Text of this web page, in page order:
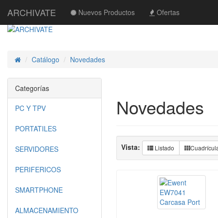
ARCHIVATE Nuevos Productos Ofertas
InicioCatálogo Novedades
Novedades
Vista: Listado
Categorías
PC Y TPV
PORTATILES
SERVIDORES
PERIFERICOS
SMARTPHONE
ALMACENAMIENTO